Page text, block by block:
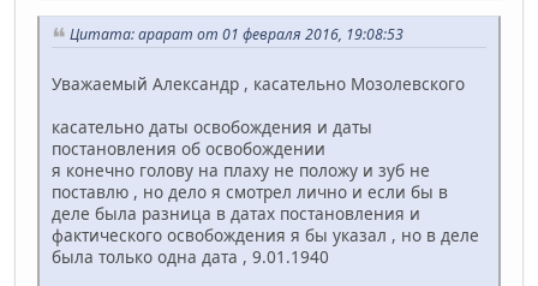
Цитата: арарат от 01 февраля 2016, 19:08:53
Уважаемый Александр , касательно Мозолевского
касательно даты освобождения и даты
постановления об освобождении
я конечно голову на плаху не положу и зуб не
поставлю , но дело я смотрел лично и если бы в
деле была разница в датах постановления и
фактического освобождения я бы указал , но в деле
была только одна дата , 9.01.1940